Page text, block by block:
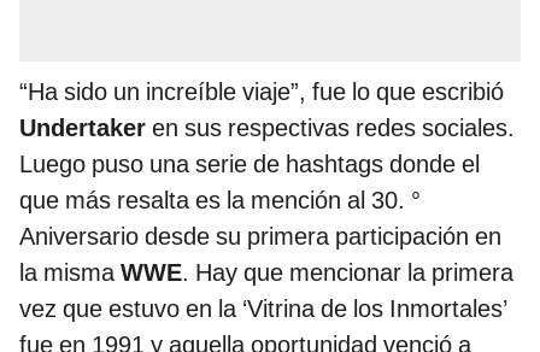
“Ha sido un increíble viaje”, fue lo que escribió
Undertaker en sus respectivas redes sociales.
Luego puso una serie de hashtags donde el
que más resalta es la mención al 30. °
Aniversario desde su primera participación en
la mismaWWE. Hay que mencionar la primera
vez que estuvo en la ‘Vitrina de los Inmortales’
fue en 1991 y aquella oportunidad venció a